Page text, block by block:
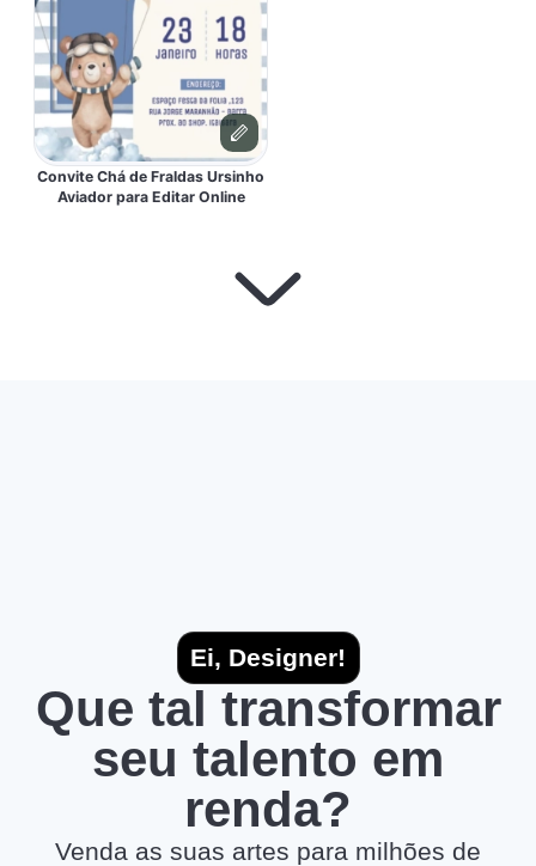
Convite Chá de Fraldas Ursinho
Aviador para Editar Online
Ei, Designer!
Que tal transformar
seu talento em
renda?
Venda as suas artes para milhões de